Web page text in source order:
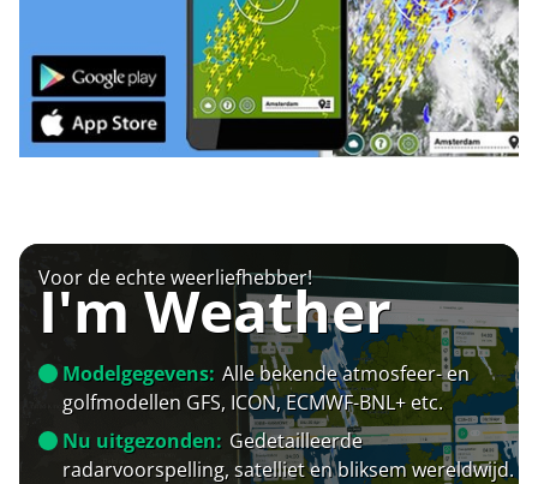
Voor de echte weerliefhebber!
I'm Weather
Modelgegevens: Alle bekende atmosfeer- en
golfmodellen GFS, ICON, ECMWF-BNL+ etc.
Nu uitgezonden: Gedetailleerde
radarvoorspelling, satelliet en bliksem wereldwijd.